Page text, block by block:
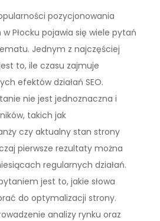
pozycjonowania
Płocku pojawia się wiele pytań
Jednym z najczęściej
to, ile czasu zajmuje
efektów działań SEO.
nie jest jednoznaczna i
takich jak
czy aktualny stan strony
pierwsze rezultaty można
regularnych działań.
jest to, jakie słowa
do optymalizacji strony.
analizy rynku oraz